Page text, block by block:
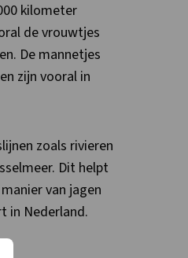
kilometer
de vrouwtjes
De mannetjes
zijn vooral in
zoals rivieren
Dit helpt
van jagen
in Nederland.